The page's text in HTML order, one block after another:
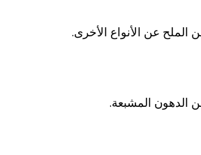
الملح عن الأنواع الأخرى.
الدهون المشبعة.